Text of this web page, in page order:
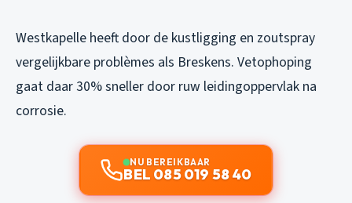
Westkapelle heeft door de kustligging en zoutspray
vergelijkbare problèmes als Breskens. Vetophoping
gaat daar 30% sneller door ruw leidingoppervlak na
corrosie.
NU BEREIKBAAR
BEL 085 019 58 40